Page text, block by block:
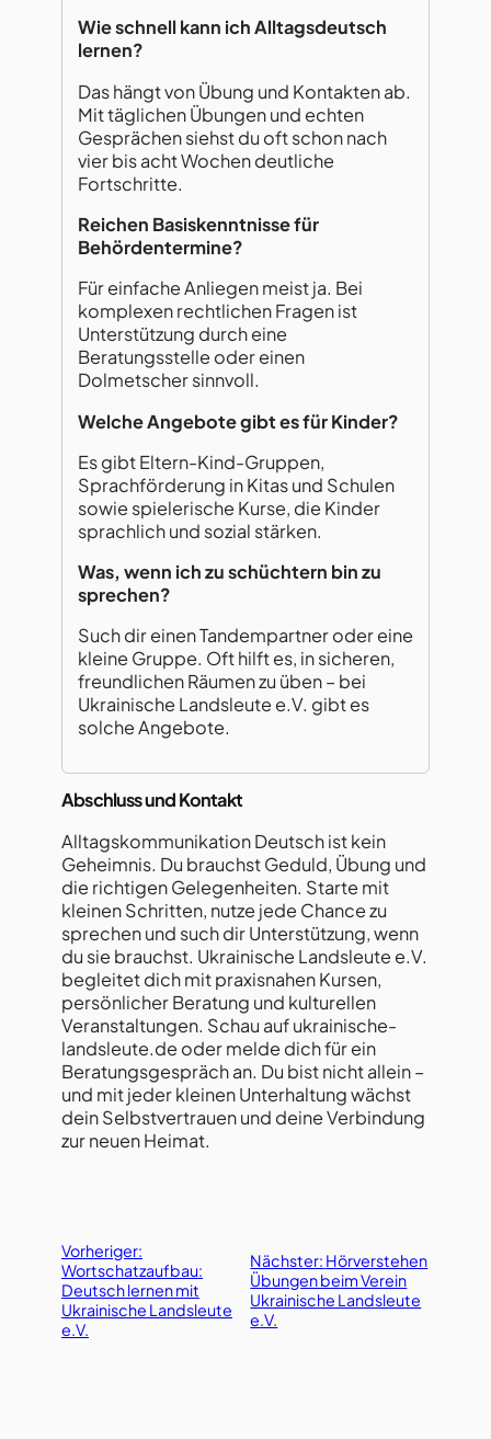
Wie schnell kann ich Alltagsdeutsch
lernen?
Das hängt von Übung und Kontakten ab.
Mit täglichen Übungen und echten
Gesprächen siehst du oft schon nach
vier bis acht Wochen deutliche
Fortschritte.
Reichen Basiskenntnisse für
Behördentermine?
Für einfache Anliegen meist ja. Bei
komplexen rechtlichen Fragen ist
Unterstützung durch eine
Beratungsstelle oder einen
Dolmetscher sinnvoll.
Welche Angebote gibt es für Kinder?
Es gibt Eltern-Kind-Gruppen,
Sprachförderung in Kitas und Schulen
sowie spielerische Kurse, die Kinder
sprachlich und sozial stärken.
Was, wenn ich zu schüchtern bin zu
sprechen?
Such dir einen Tandempartner oder eine
kleine Gruppe. Oft hilft es, in sicheren,
freundlichen Räumen zu üben – bei
Ukrainische Landsleute e.V. gibt es
solche Angebote.
Abschluss und Kontakt
Alltagskommunikation Deutsch ist kein
Geheimnis. Du brauchst Geduld, Übung und
die richtigen Gelegenheiten. Starte mit
kleinen Schritten, nutze jede Chance zu
sprechen und such dir Unterstützung, wenn
du sie brauchst. Ukrainische Landsleute e.V.
begleitet dich mit praxisnahen Kursen,
persönlicher Beratung und kulturellen
Veranstaltungen. Schau auf ukrainische-
landsleute.de oder melde dich für ein
Beratungsgespräch an. Du bist nicht allein –
und mit jeder kleinen Unterhaltung wächst
dein Selbstvertrauen und deine Verbindung
zur neuen Heimat.
Vorheriger:
Wortschatzaufbau:
Deutsch lernen mit
Ukrainische Landsleute
e.V.
Nächster: Hörverstehen
Übungen beim Verein
Ukrainische Landsleute
e.V.